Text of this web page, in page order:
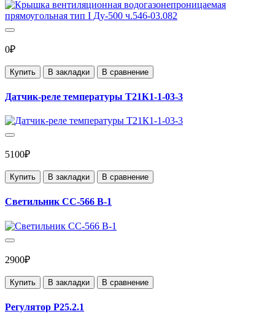
0₽
Купить В закладки В сравнение
Датчик-реле температуры Т21К1-1-03-3
5100₽
Купить В закладки В сравнение
Светильник СС-566 В-1
2900₽
Купить В закладки В сравнение
Регулятор Р25.2.1